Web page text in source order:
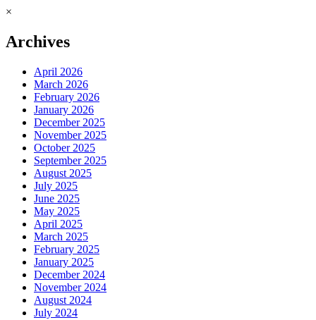
×
Archives
April 2026
March 2026
February 2026
January 2026
December 2025
November 2025
October 2025
September 2025
August 2025
July 2025
June 2025
May 2025
April 2025
March 2025
February 2025
January 2025
December 2024
November 2024
August 2024
July 2024